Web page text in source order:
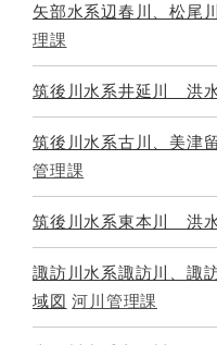
矢部水系辺春川、松尾
理課
筑後川水系井延川 洪
筑後川水系古川、美津
管理課
筑後川水系東本川 洪
諏訪川水系諏訪川、諏
域図 河川管理課